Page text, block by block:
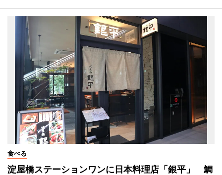
食べる
淀屋橋ステーションワンに日本料理店「銀平」 鯛